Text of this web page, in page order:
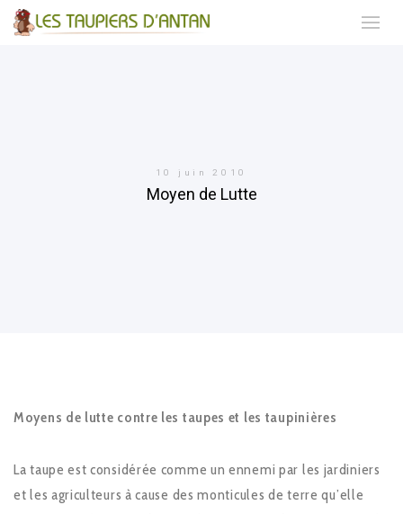
10 juin 2010
Moyen de Lutte
Moyens de lutte contre les taupes et les taupinières
La taupe est considérée comme un ennemi par les jardiniers
et les agriculteurs à cause des monticules de terre qu’elle